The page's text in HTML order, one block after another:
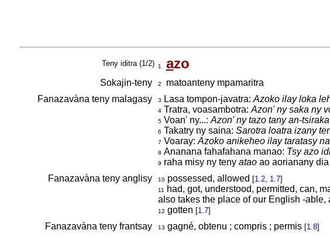
Teny iditra (1/2) 1 azo
Sokajin-teny 2
matoanteny mpamaritra
Fanazavàna teny malagasy
3 Lasa tompon-javatra: Azoko ilay loka
4Tratra, voasambotra: Azon' ny saka ny
5Voan' ny...: Azon' ny tazo tany an-
6 Takatry ny saina: Sarotra loatra izany
7 Voaray: Azoko anikeheo ilay taratasy
8 Ananana fahafahana manao: Tsy azo
9 raha misy ny teny ataoao aorianany dia
Fanazavàna teny anglisy 10possessed, allowed [1.2, 1.7]
11 had, got, understood, permitted, can,
also takes the place of our English -
12 gotten [1.7]
Fanazavàna teny frantsay 13 gagné, obtenu ; compris ; permis [1.8]